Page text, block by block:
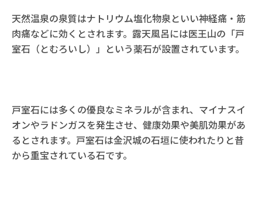
天然温泉の泉質はナトリウム塩化物泉といい神経痛・筋
肉痛などに効くとされます。露天風呂には医王山の「戸
室石（とむろいし）」という薬石が設置されています。
戸室石には多くの優良なミネラルが含まれ、マイナスイ
オンやラドンガスを発生させ、健康効果や美肌効果があ
るとされます。戸室石は金沢城の石垣に使われたりと昔
から重宝されている石です。